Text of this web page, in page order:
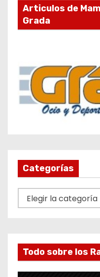
Articulos de
Grada
Categorías
a
o
Todo sobre los